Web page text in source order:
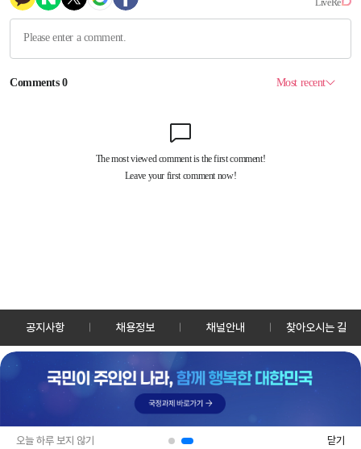
오늘 하루 보지 않기 닫기
공지사항 채용정보 채널안내 찾아오시는 길
30128 세종특별자치시 정부2청사로 13 한국정책방송원 KTV
TEL: 044-204-8000
Copyrightⓒ KTV 국민방송 All Rights Reserved.